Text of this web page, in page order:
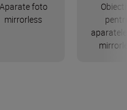
Aparate foto
mirrorless